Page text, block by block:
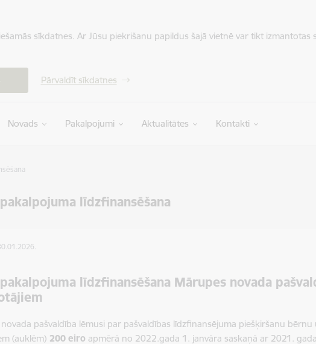
sīkdatnes. Ar Jūsu piekrišanu papildus šajā vietnē var tikt izmantotas
Pārvaldīt sīkdatnes
Novads Pakalpojumi Aktualitātes Kontakti
līdzfinansēšana
līdzfinansēšana Mārupes novada
pašvaldība lēmusi par pašvaldības līdzfinansējuma piešķiršanu
(auklēm) 200 eiro apmērā no 2022.gada 1. janvāra saskaņā ar 2021.